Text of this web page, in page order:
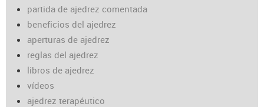
partida de ajedrez comentada
beneficios del ajedrez
aperturas de ajedrez
reglas del ajedrez
libros de ajedrez
vídeos
ajedrez terapéutico